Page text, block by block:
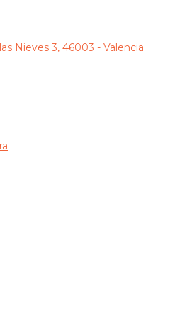
Nieves 3, 46003 - Valencia